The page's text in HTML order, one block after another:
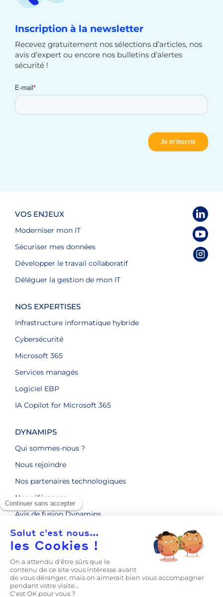
Inscription à la newsletter
Recevez gratuitement nos sélections d’articles, nos
avis d’expert ou encore nos bulletins d’alertes
sécurité !
VOS ENJEUX
Moderniser mon IT
Sécuriser mes données
Développer le travail collaboratif
Déléguer la gestion de mon IT
NOS EXPERTISES
Infrastructure informatique hybride
Cybersécurité
Microsoft 365
Services managés
Logiciel EBP
IA Copilot for Microsoft 365
DYNAMIPS
Qui sommes-nous ?
Nous rejoindre
Nos partenaires technologiques
Nos références
Avis de fusion Dynamips
ENGAGEMENTS RSE
CONTACT
LE BLOG